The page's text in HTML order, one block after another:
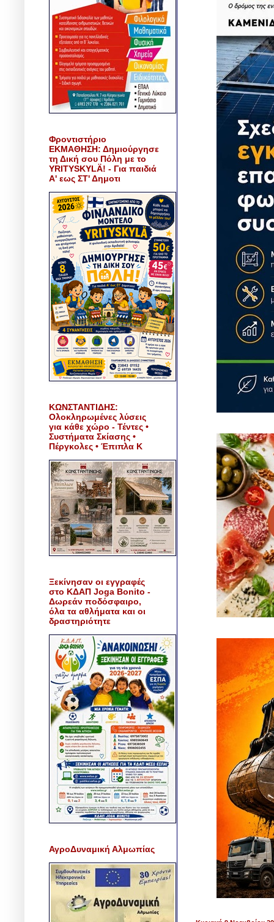
Φροντιστήριο
ΕΚΜΑΘΗΣΗ: Δημιούργησε
τη Δική σου Πόλη με το
YRITYSKYLÄ! - Για παιδιά
Α' εως ΣΤ' Δημοτι
ΚΩΝΣΤΑΝΤΙΔΗΣ:
Ολοκληρωμένες λύσεις
για κάθε χώρο - Τέντες •
Συστήματα Σκίασης •
Πέργκολες • Έπιπλα Κ
Ξεκίνησαν οι εγγραφές
στο ΚΔΑΠ Joga Bonito -
Δωρεάν ποδόσφαιρο,
όλα τα αθλήματα και οι
δραστηριότητε
ΑγροΔυναμική Αλμωπίας